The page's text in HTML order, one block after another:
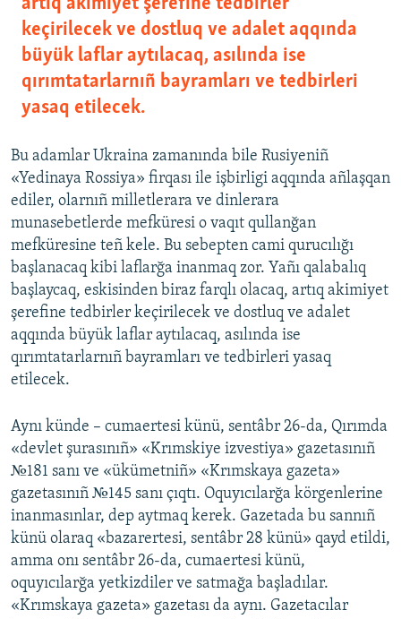
artıq akimiyet şerefine tedbirler
keçirilecek ve dostluq ve adalet aqqında
büyük laflar aytılacaq, asılında ise
qırımtatarlarnıñ bayramları ve tedbirleri
yasaq etilecek.
Bu adamlar Ukraina zamanında bile Rusiyeniñ
«Yedinaya Rossiya» firqası ile işbirligi aqqında añlaşqan
ediler, olarnıñ milletlerara ve dinlerara
munasebetlerde mefküresi o vaqıt qullanğan
mefküresine teñ kele. Bu sebepten cami qurucılığı
başlanacaq kibi laflarğa inanmaq zor. Yañı qalabalıq
başlaycaq, eskisinden biraz farqlı olacaq, artıq akimiyet
şerefine tedbirler keçirilecek ve dostluq ve adalet
aqqında büyük laflar aytılacaq, asılında ise
qırımtatarlarnıñ bayramları ve tedbirleri yasaq
etilecek.
Aynı künde – cumaertesi künü, sentâbr 26-da, Qırımda
«devlet şurasınıñ» «Krımskiye izvestiya» gazetasınıñ
№181 sanı ve «ükümetniñ» «Krımskaya gazeta»
gazetasınıñ №145 sanı çıqtı. Oquyıcılarğa körgenlerine
inanmasınlar, dep aytmaq kerek. Gazetada bu sannıñ
künü olaraq «bazarertesi, sentâbr 28 künü» qayd etildi,
amma onı sentâbr 26-da, cumaertesi künü,
oquyıcılarğa yetkizdiler ve satmağa başladılar.
«Krımskaya gazeta» gazetası da aynı. Gazetacılar